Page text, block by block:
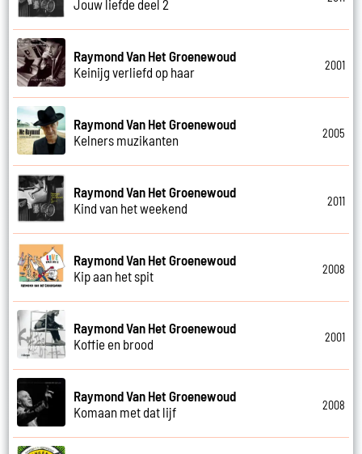
Jouw liefde deel 2
Raymond Van Het Groenewoud
Keinijg verliefd op haar
2001
Raymond Van Het Groenewoud
Kelners muzikanten
2005
Raymond Van Het Groenewoud
Kind van het weekend
2011
Raymond Van Het Groenewoud
Kip aan het spit
2008
Raymond Van Het Groenewoud
Koffie en brood
2001
Raymond Van Het Groenewoud
Komaan met dat lijf
2008